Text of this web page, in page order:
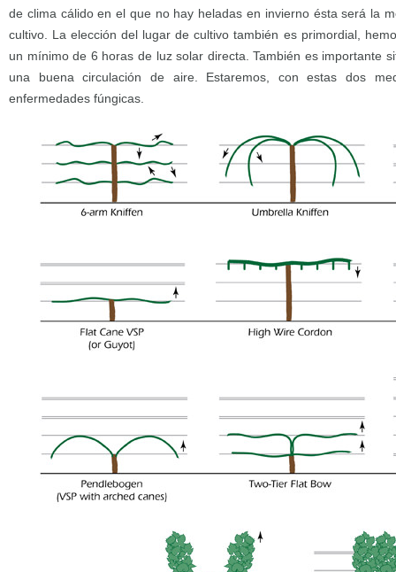
de clima cálido en el que no hay heladas en invierno ésta será la
cultivo. La elección del lugar de cultivo también es primordial,
un mínimo de 6 horas de luz solar directa. También es importante
una buena circulación de aire. Estaremos, con estas dos
enfermedades fúngicas.